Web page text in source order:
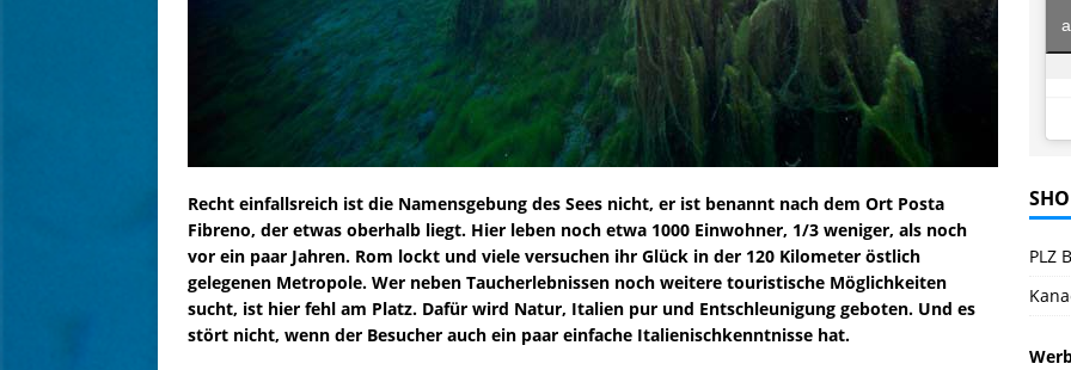
Recht einfallsreich ist die Namensgebung des Sees nicht, er ist benannt nach dem Ort Posta
Fibreno, der etwas oberhalb liegt. Hier leben noch etwa 1000 Einwohner, 1/3 weniger, als noch
vor ein paar Jahren. Rom lockt und viele versuchen ihr Glück in der 120 Kilometer östlich
gelegenen Metropole. Wer neben Taucherlebnissen noch weitere touristische Möglichkeiten
sucht, ist hier fehl am Platz. Dafür wird Natur, Italien pur und Entschleunigung geboten. Und es
stört nicht, wenn der Besucher auch ein paar einfache Italienischkenntnisse hat.
PLZ